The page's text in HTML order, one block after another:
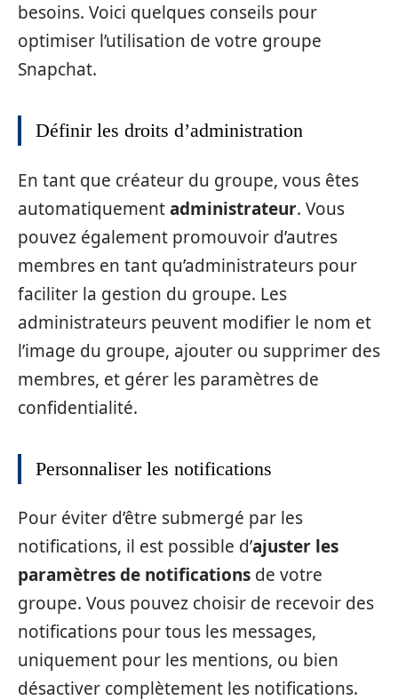
besoins. Voici quelques conseils pour
optimiser l’utilisation de votre groupe
Snapchat.
Définir les droits d’administration
En tant que créateur du groupe, vous êtes
automatiquementadministrateur. Vous
pouvez également promouvoir d’autres
membres en tant qu’administrateurs pour
faciliter la gestion du groupe. Les
administrateurs peuvent modifier le nom et
l’image du groupe, ajouter ou supprimer des
membres, et gérer les paramètres de
confidentialité.
Personnaliser les notifications
Pour éviter d’être submergé par les
notifications, il est possible d’ajuster les
paramètres de notifications de votre
groupe. Vous pouvez choisir de recevoir des
notifications pour tous les messages,
uniquement pour les mentions, ou bien
désactiver complètement les notifications.